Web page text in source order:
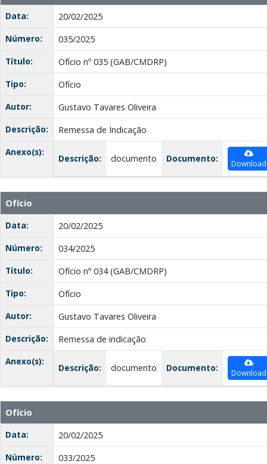
Data:
20/02/2025
Número:
035/2025
Título:
Ofício nº 035 (GAB/CMDRP)
Tipo:
Ofício
Autor:
Gustavo Tavares Oliveira
Descrição:
Remessa de Indicação
Anexo(s):
Descrição: documento Documento: Download
Ofício
Data:
20/02/2025
Número:
034/2025
Título:
Ofício nº 034 (GAB/CMDRP)
Tipo:
Ofício
Autor:
Gustavo Tavares Oliveira
Descrição:
Remessa de indicação
Anexo(s):
Descrição: documento Documento: Download
Ofício
Data:
20/02/2025
Número:
033/2025